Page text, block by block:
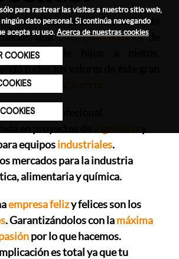
para rastrear las visitas a nuestro sitio web,
dato personal. Si continúa navegando
acepta su uso. Acerca de nuestras cookies
COOKIES
vienen de antaño, nada más
quetres generaciones de
hijos y de hijos a nietos,
todos los valores de éste gran
es el de la
empresa profesional
equiposindustriales.
mercados para la industria
alimentaria y química.
empresa felizy felices son los
. Garantizándolos con lamáxima
por lo que hacemos.
es total ya que tu